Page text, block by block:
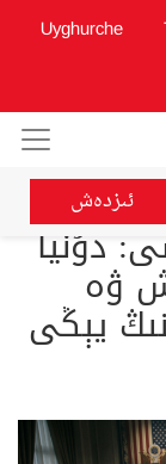
Uyghurche
ئىزدەش
دۇنيا
ۋە
يېڭى